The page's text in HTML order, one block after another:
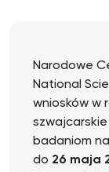
Narodowe
National
wniosków w
badaniom
do 26 maja